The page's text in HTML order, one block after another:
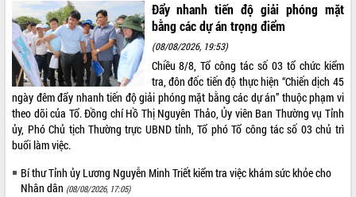
TrailerLễ hội Sầu riêng Đắk Lắk năm
2026
Đẩy nhanh tiến độ giải phóng mặt
bằng các dự án trọng điểm
(08/08/2026, 19:53)
Chiều 8/8, Tổ công tác số 03 tổ chức kiểm
tra, đôn đốc tiến độ thực hiện “Chiến dịch 45
ngày đêm đẩy nhanh tiến độ giải phóng mặt bằng các dự án” thuộc phạm vi
theo dõi của Tổ. Đồng chí Hồ Thị Nguyên Thảo, Ủy viên Ban Thường vụ Tỉnh
ủy, Phó Chủ tịch Thường trực UBND tỉnh, Tổ phó Tổ công tác số 03 chủ trì
buổi làm việc.
Bí thư Tỉnh ủy Lương Nguyễn Minh Triết kiểm tra việc khám sức khỏe cho
Nhân dân (08/08/2026, 17:05)